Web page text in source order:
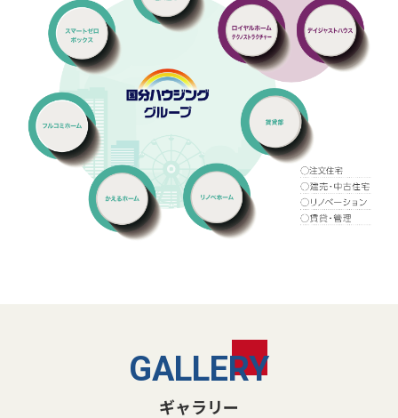
GALLERY
ギャラリー